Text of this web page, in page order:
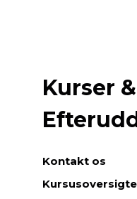
Kurser &
Kontakt os